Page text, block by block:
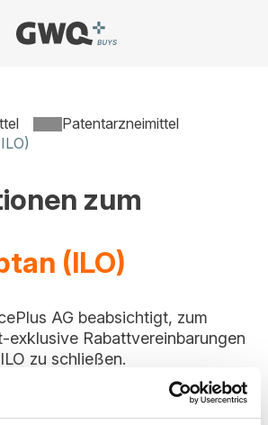
Patentarzneimittel
zum
(ILO)
AG beabsichtigt, zum
exklusive Rabattvereinbarungen
zu schließen.